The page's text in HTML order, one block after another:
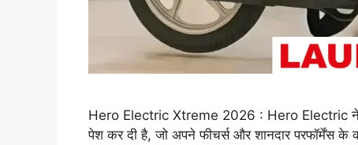
Hero Electric Xtreme 2026 : Hero Electric ने
पेश कर दी है, जो अपने फीचर्स और शानदार परफॉर्मेंस के